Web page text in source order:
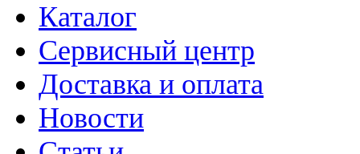
Каталог
Сервисный центр
Доставка и оплата
Новости